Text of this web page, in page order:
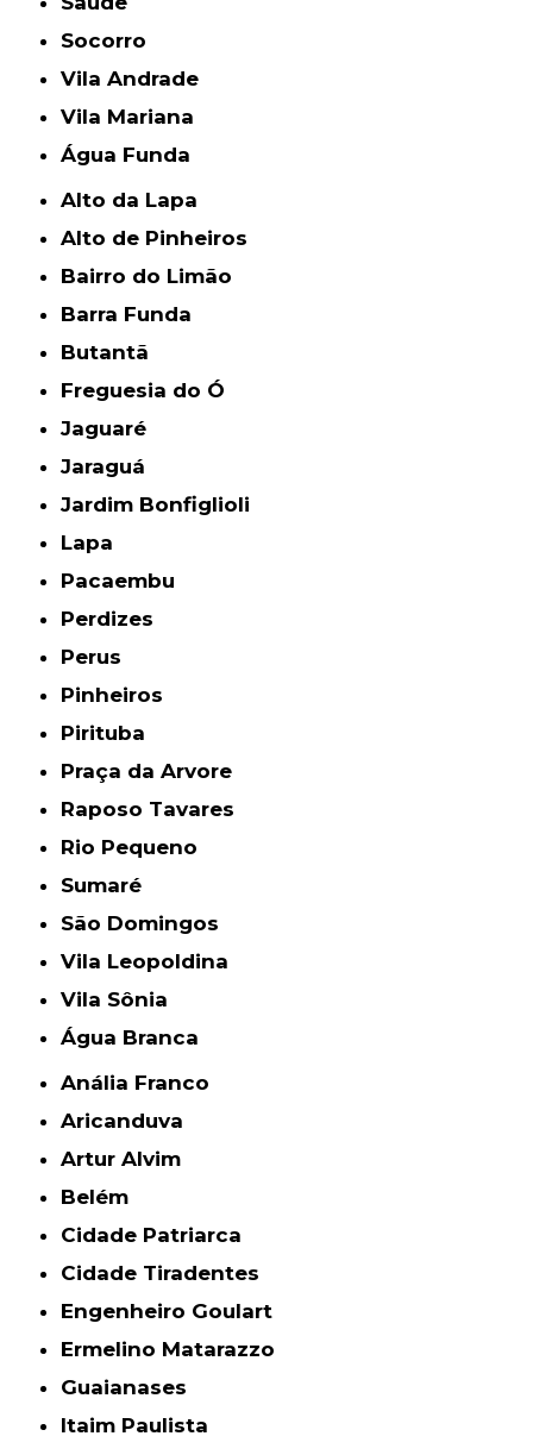
Socorro
Vila Andrade
Vila Mariana
Água Funda
Alto da Lapa
Alto de Pinheiros
Bairro do Limão
Barra Funda
Butantã
Freguesia do Ó
Jaguaré
Jaraguá
Jardim Bonfiglioli
Lapa
Pacaembu
Perdizes
Perus
Pinheiros
Pirituba
Praça da Arvore
Raposo Tavares
Rio Pequeno
Sumaré
São Domingos
Vila Leopoldina
Vila Sônia
Água Branca
Anália Franco
Aricanduva
Artur Alvim
Belém
Cidade Patriarca
Cidade Tiradentes
Engenheiro Goulart
Ermelino Matarazzo
Guaianases
Itaim Paulista